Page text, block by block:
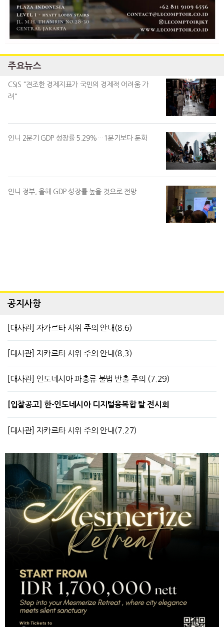
주요뉴스
CSIS "견조한 경제지표가 국민의 경제적 어려움 가
려"
인니 2분기 GDP 성장률 5.29%…1분기보다 둔화
인니 정부, 올해 GDP 성장률 높을 것으로 전망
공지사항
[대사관] 자카르타 시위 주의 안내(8.6)
[대사관] 자카르타 시위 주의 안내(8.3)
[대사관] 인도네시아 파충류 불법 반출 주의 (7.29)
[입찰공고] 한-인도네시아 디지털융복합 탈 전시회
[대사관] 자카르타 시위 주의 안내(7.27)